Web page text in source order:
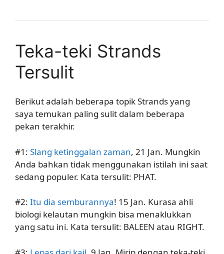
Teka-teki Strands
Tersulit
Berikut adalah beberapa topik Strands yang
saya temukan paling sulit dalam beberapa
pekan terakhir.
#1: Slang ketinggalan zaman, 21 Jan. Mungkin
Anda bahkan tidak menggunakan istilah ini saat
sedang populer. Kata tersulit: PHAT.
#2: Itu dia semburannya! 15 Jan. Kurasa ahli
biologi kelautan mungkin bisa menaklukkan
yang satu ini. Kata tersulit: BALEEN atau RIGHT.